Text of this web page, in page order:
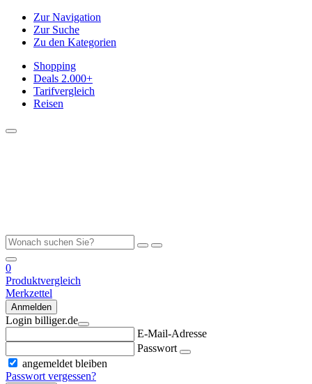
Zur Navigation
Zur Suche
Zu den Kategorien
Shopping
Deals 2.000+
Tarifvergleich
Reisen
0
Produktvergleich
Merkzettel
Anmelden
Login billiger.de
E-Mail-Adresse
Passwort
angemeldet bleiben
Passwort vergessen?